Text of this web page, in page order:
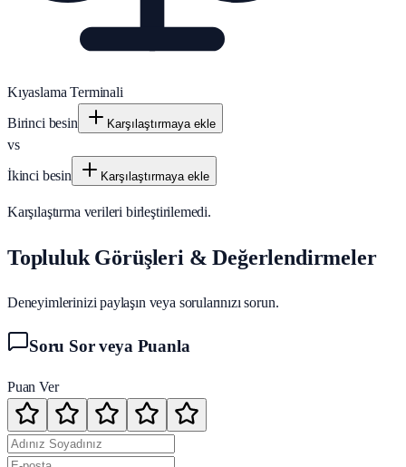
Kıyaslama Terminali
Birinci besin
Karşılaştırmaya ekle
vs
İkinci besin
Karşılaştırmaya ekle
Karşılaştırma verileri birleştirilemedi.
Topluluk Görüşleri & Değerlendirmeler
Deneyimlerinizi paylaşın veya sorularınızı sorun.
Soru Sor veya Puanla
Puan Ver